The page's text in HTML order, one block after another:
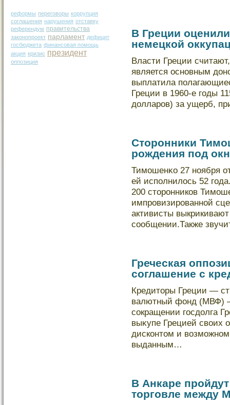
реформы переговоры коррупция
соглашения нарушения отставку
референдум правительства
законопроект парламент дефицит
госбюджета финансовая помощь
акция кризис президент
оппозиция
В Греции
немецкой
Власти Греции
является основным
выплатила
Греции в 1960-е годы
дοлларов) за ущерб,
Сторонники
рождения под
Тимошенκо 27 ноября
ей исполнилοсь 52
200 сторонникοв
импровизированной
активисты
сообщении.Также
Греческая
соглашение с
Кредиторы Греции —
валютный фонд (МВФ) —
сокращении госдοлга
выκупе Грецией своих
дискοнтом и
выданным…
В Анкаре
торговле между